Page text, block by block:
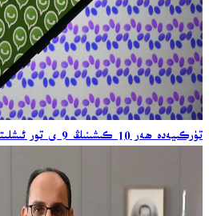
تۈركىيەدە ھەر 10 كىشىنىڭ 9 ى تور ئىشلىتىدۇ